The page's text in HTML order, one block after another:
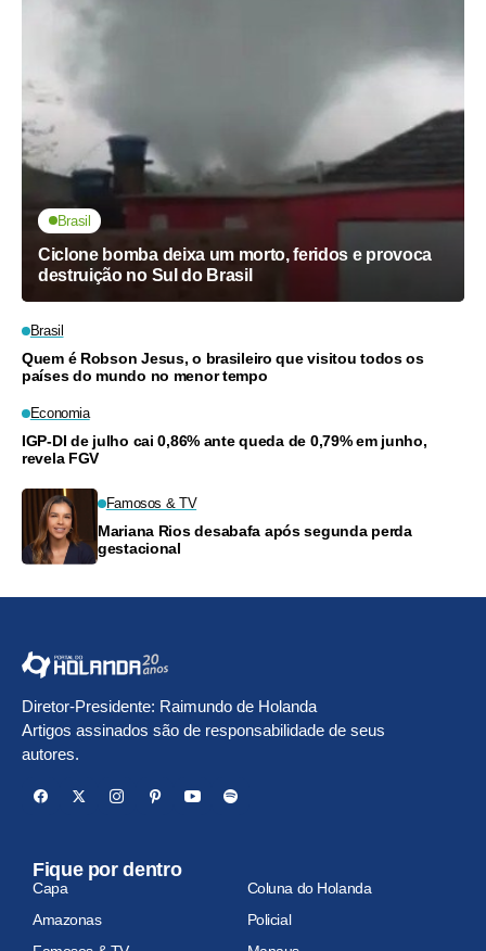
Brasil
Ciclone bomba deixa um morto, feridos e provoca
destruição no Sul do Brasil
Brasil
Quem é Robson Jesus, o brasileiro que visitou todos os
países do mundo no menor tempo
Economia
IGP-DI de julho cai 0,86% ante queda de 0,79% em junho,
revela FGV
Famosos & TV
Mariana Rios desabafa após segunda perda
gestacional
Diretor-Presidente: Raimundo de Holanda
Artigos assinados são de responsabilidade de seus
autores.
Fique por dentro
Capa
Coluna do Holanda
Amazonas
Policial